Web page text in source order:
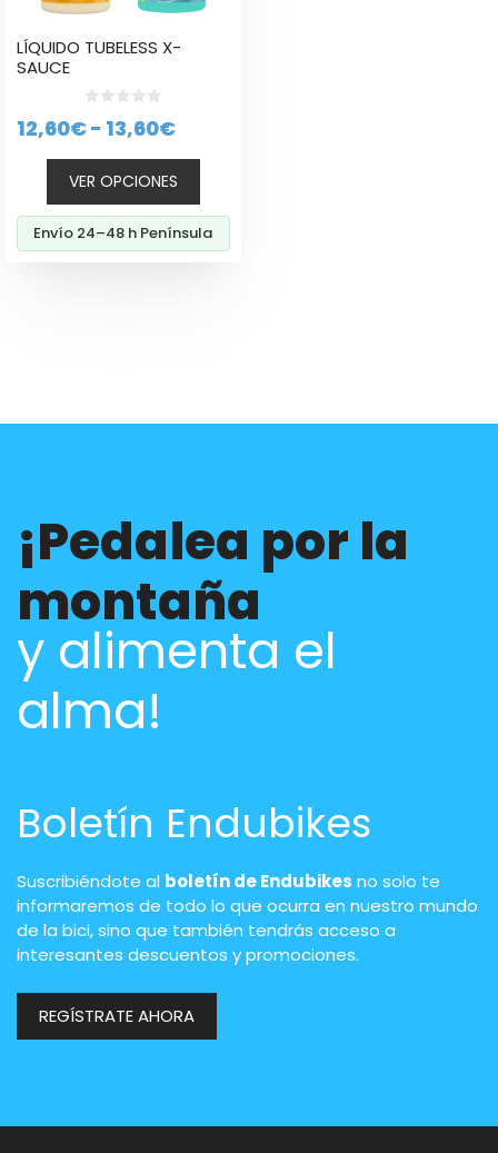
LÍQUIDO TUBELESS X-
SAUCE
d
5
12,60€- 13,60€Rango
de
precios:
desde
12,60€
VER OPCIONES
pueden
elegir
en
de
producto
Envío 24–48 h Península
¡Pedalea por la
montaña
y alimenta el
alma!
Boletín Endubikes
Suscribiéndote al boletín de Endubikes no solo te
informaremos de todo lo que ocurra en nuestro mundo
de la bici, sino que también tendrás acceso a
interesantes descuentos y promociones.
REGÍSTRATE AHORA